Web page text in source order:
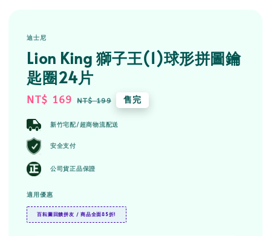
迪士尼
Lion King 獅子王(1)球形拼圖鑰
匙圈24片
Sale
NT$ 169 Regular
NT$ 199 售完
新竹宅配/超商物流配送
安全支付
公司貨正品保證
適用優惠
百耘圖回饋拼友 / 商品全面85折!